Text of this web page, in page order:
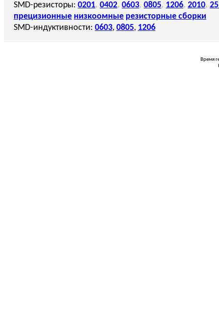
SMD-резисторы: 0201, 0402, 0603, 0805, 1206, 2010,
прецизионные низкоомные резисторные сборки
SMD-индуктивности: 0603, 0805, 1206
Время